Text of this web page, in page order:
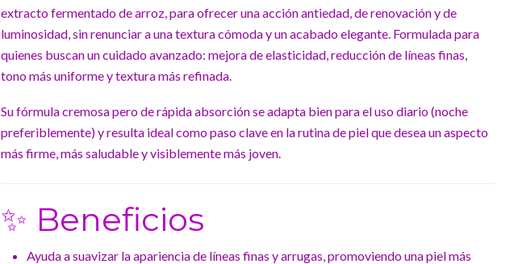
extracto fermentado de arroz, para ofrecer una acción antiedad, de renovación y de
luminosidad, sin renunciar a una textura cómoda y un acabado elegante. Formulada para
quienes buscan un cuidado avanzado: mejora de elasticidad, reducción de líneas finas,
tono más uniforme y textura más refinada.
Su fórmula cremosa pero de rápida absorción se adapta bien para el uso diario (noche
preferiblemente) y resulta ideal como paso clave en la rutina de piel que desea un aspecto
más firme, más saludable y visiblemente más joven.
✨ Beneficios
Ayuda a suavizar la apariencia de líneas finas y arrugas, promoviendo una piel más